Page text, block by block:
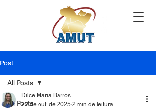
Post
All Posts
All Posts
Dilce Maria Barros
22 de out. de 2025 2 min de leitura